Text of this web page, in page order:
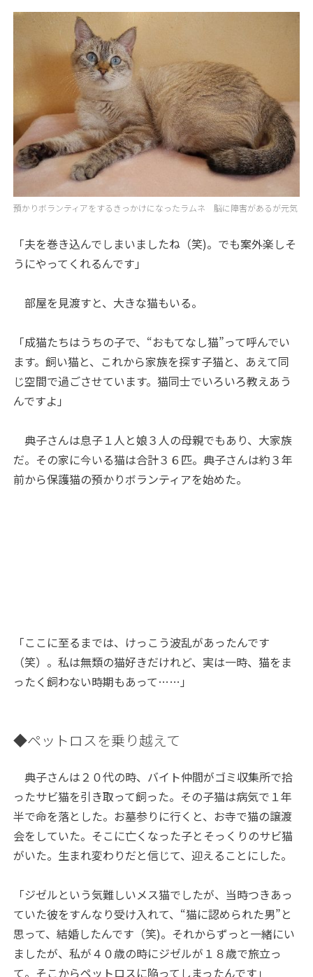
預かりボランティアをするきっかけになったラムネ 脳に障害があるが元気
「夫を巻き込んでしまいましたね（笑)。でも案外楽しそ
うにやってくれるんです」
部屋を見渡すと、大きな猫もいる。
「成猫たちはうちの子で、“おもてなし猫”って呼んでい
ます。飼い猫と、これから家族を探す子猫と、あえて同
じ空間で過ごさせています。猫同士でいろいろ教えあう
んですよ」
典子さんは息子１人と娘３人の母親でもあり、大家族
だ。その家に今いる猫は合計３６匹。典子さんは約３年
前から保護猫の預かりボランティアを始めた。
「ここに至るまでは、けっこう波乱があったんです
（笑）。私は無類の猫好きだけれど、実は一時、猫をま
ったく飼わない時期もあって……」
◆ペットロスを乗り越えて
典子さんは２０代の時、バイト仲間がゴミ収集所で拾
ったサビ猫を引き取って飼った。その子猫は病気で１年
半で命を落とした。お墓参りに行くと、お寺で猫の譲渡
会をしていた。そこに亡くなった子とそっくりのサビ猫
がいた。生まれ変わりだと信じて、迎えることにした。
「ジゼルという気難しいメス猫でしたが、当時つきあっ
ていた彼をすんなり受け入れて、“猫に認められた男”と
思って、結婚したんです（笑)。それからずっと一緒にい
ましたが、私が４０歳の時にジゼルが１８歳で旅立っ
て。そこからペットロスに陥ってしまったんです」